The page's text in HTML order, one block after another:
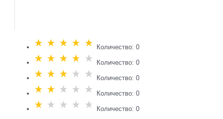
Количество: 0
Количество: 0
Количество: 0
Количество: 0
Количество: 0